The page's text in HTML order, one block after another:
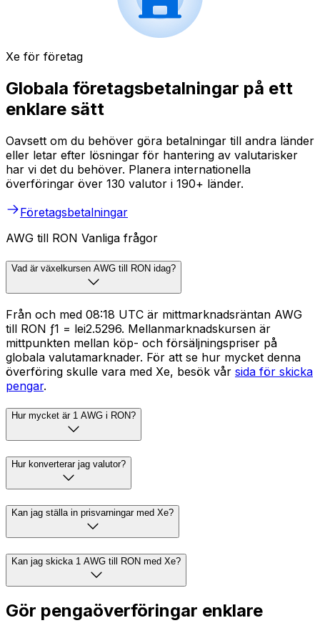
Xe för företag
Globala företagsbetalningar på ett
enklare sätt
Oavsett om du behöver göra betalningar till andra länder
eller letar efter lösningar för hantering av valutarisker
har vi det du behöver. Planera internationella
överföringar över 130 valutor i 190+ länder.
Företagsbetalningar
AWG till RON Vanliga frågor
Vad är växelkursen AWG till RON idag?
Från och med 08:18 UTC är mittmarknadsräntan AWG
till RON ƒ1 = lei2.5296. Mellanmarknadskursen är
mittpunkten mellan köp- och försäljningspriser på
globala valutamarknader. För att se hur mycket denna
överföring skulle vara med Xe, besök vår sida för skicka
pengar.
Hur mycket är 1 AWG i RON?
Hur konverterar jag valutor?
Kan jag ställa in prisvarningar med Xe?
Kan jag skicka 1 AWG till RON med Xe?
Gör pengaöverföringar enklare